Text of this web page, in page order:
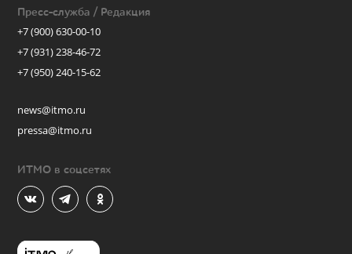
Пресс-служба / Редакция
+7 (900) 630-00-10
+7 (931) 238-46-72
+7 (950) 240-15-62
news@itmo.ru
pressa@itmo.ru
ИТМО в соцсетях